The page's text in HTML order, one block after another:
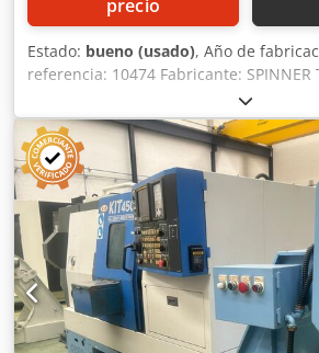
precio
Estado: bueno (usado), Año de
referencia: 10474 Fabricante: SPINNER
de fabricación: 2008 Tipo de control:
840 D Ubicación: Halberstadt País de
de máquina: AP0XXXXX Diámetro del
210 mm Diámetro del contrapunto:
avance X / Z: 15/24 mm/min Diámetro
mm Par máximo: 113 Nm Recorrido -
- Y: 230 mm (-110 mm +120 mm)
Distancia entre centros: 800 mm
husillo 1 (brida): A8 mm Diámetro del
(brida): A6 mm Cono Morse del
Cedjzkpvajpfx Ac Ierf Posiciones del